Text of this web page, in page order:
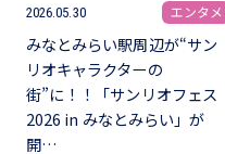
2026.05.30 エンタメ
みなとみらい駅周辺が“サン
リオキャラクターの
街”に！！「サンリオフェス
2026 in みなとみらい」が
開…